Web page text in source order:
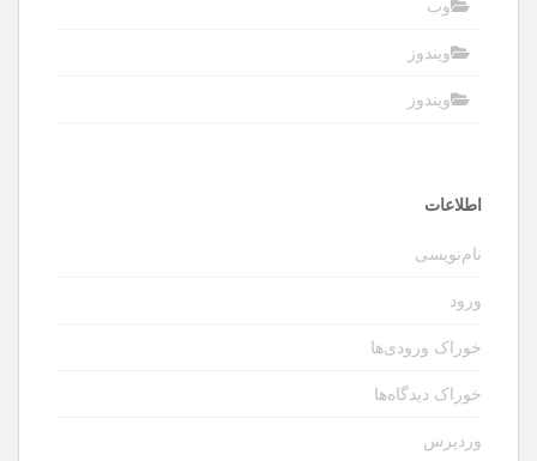
وب
ویندوز
ویندوز
اطلاعات
نام‌نویسی
ورود
خوراک ورودی‌ها
خوراک دیدگاه‌ها
وردپرس